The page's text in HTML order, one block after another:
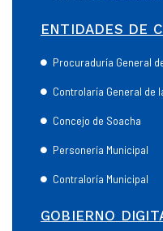
ENTIDADES DE
Procuraduría General
Controlaría General de
Concejo de Soacha
Personería Municipal
Contraloría Municipal
GOBIERNO